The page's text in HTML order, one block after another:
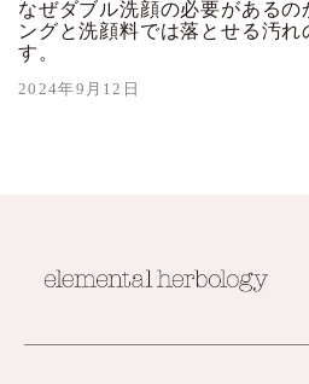
なぜダブル洗顔の必要があるの
ングと洗顔料では落とせる汚
す。
2024年9月12日